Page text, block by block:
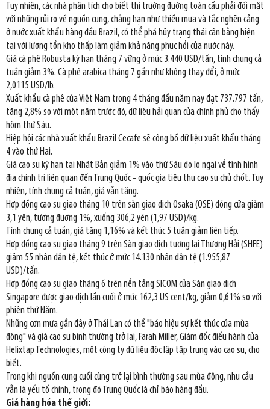
Tuy nhiên, các nhà phân tích cho biết thị trường đường toàn cầu phải đối mặt
với những rủi ro về nguồn cung, chẳng hạn như thiếu mưa và tắc nghẽn cảng
ở nước xuất khẩu hàng đầu Brazil, có thể phá hủy trạng thái cân bằng hiện
tại với lượng tồn kho thấp làm giảm khả năng phục hồi của nước này.
Giá cà phê Robusta kỳ hạn tháng 7 vững ở mức 3.440 USD/tấn, tính chung cả
tuần giảm 3%. Cà phê arabica tháng 7 gần như không thay đổi, ở mức
2,0115 USD/lb.
Xuất khẩu cà phê của Việt Nam trong 4 tháng đầu năm nay đạt 737.797 tấn,
tăng 2,8% so với một năm trước đó, dữ liệu hải quan của chính phủ cho thấy
hôm thứ Sáu.
Hiệp hội các nhà xuất khẩu Brazil Cecafe sẽ công bố dữ liệu xuất khẩu tháng
4 vào thứ Hai.
Giá cao su kỳ hạn tại Nhật Bản giảm 1% vào thứ Sáu do lo ngại về tình hình
địa chính trị liên quan đến Trung Quốc - quốc gia tiêu thụ cao su chủ chốt. Tuy
nhiên, tính chung cả tuần, giá vẫn tăng.
Hợp đồng cao su giao tháng 10 trên sàn giao dịch Osaka (OSE) đóng cửa giảm
3,1 yên, tương đương 1%, xuống 306,2 yên (1,97 USD)/kg.
Tính chung cả tuần, giá tăng 1,16% và kết thúc 5 tuần giảm liên tiếp.
Hợp đồng cao su giao tháng 9 trên Sàn giao dịch tương lai Thượng Hải (SHFE)
giảm 55 nhân dân tệ, kết thúc ở mức 14.130 nhân dân tệ (1.955,87
USD)/tấn.
Hợp đồng cao su giao tháng 6 trên nền tảng SICOM của Sàn giao dịch
Singapore được giao dịch lần cuối ở mức 162,3 US cent/kg, giảm 0,61% so với
phiên thứ Năm.
Những cơn mưa gần đây ở Thái Lan có thể "báo hiệu sự kết thúc của mùa
đông" và giá cao su bình thường trở lại, Farah Miller, Giám đốc điều hành của
Helixtap Technologies, một công ty dữ liệu độc lập tập trung vào cao su, cho
biết.
Trong khi nguồn cung cuối cùng trở lại bình thường sau mùa đông, nhu cầu
vẫn là yếu tố chính, trong đó Trung Quốc là chỉ báo hàng đầu.
Giá hàng hóa thế giới: